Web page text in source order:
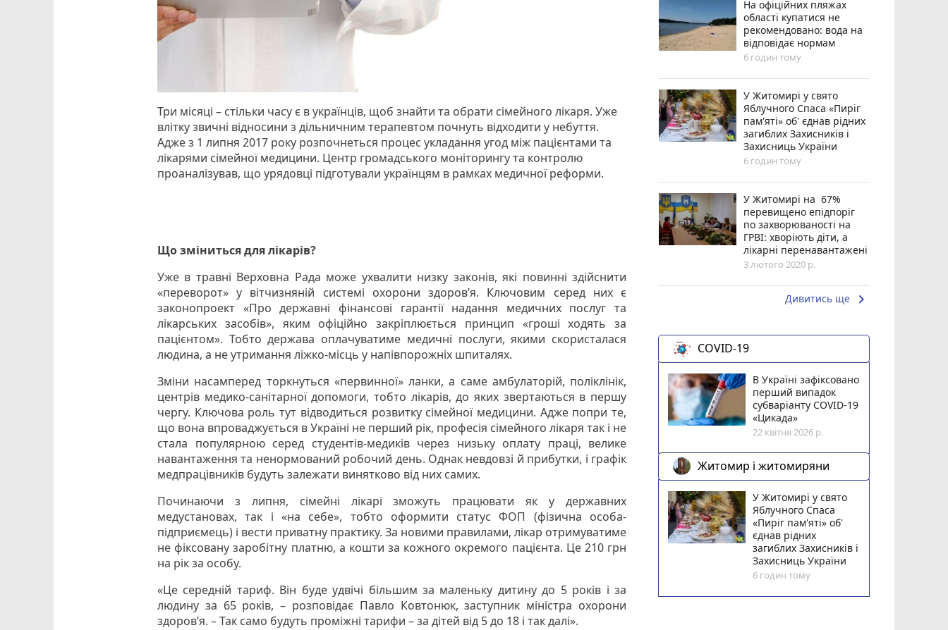
Три місяці – стільки часу є в українців, щоб знайти та обрати сімейного лікаря. Уже
влітку звичні відносини з дільничним терапевтом почнуть відходити у небуття.
Адже з 1 липня 2017 року розпочнеться процес укладання угод між пацієнтами та
лікарями сімейної медицини. Центр громадського моніторингу та контролю
проаналізував, що урядовці підготували українцям в рамках медичної реформи.
Що зміниться для лікарів?
Уже в травні Верховна Рада може ухвалити низку законів, які повинні здійснити
«переворот» у вітчизняній системі охорони здоров’я. Ключовим серед них є
законопроект «Про державні фінансові гарантії надання медичних послуг та
лікарських засобів», яким офіційно закріплюється принцип «гроші ходять за
пацієнтом». Тобто держава оплачуватиме медичні послуги, якими скористалася
людина, а не утримання ліжко-місць у напівпорожніх шпиталях.
Зміни насамперед торкнуться «первинної» ланки, а саме амбулаторій, поліклінік,
центрів медико-санітарної допомоги, тобто лікарів, до яких звертаються в першу
чергу. Ключова роль тут відводиться розвитку сімейної медицини. Адже попри те,
що вона впроваджується в Україні не перший рік, професія сімейного лікаря так і не
стала популярною серед студентів-медиків через низьку оплату праці, велике
навантаження та ненормований робочий день. Однак невдовзі й прибутки, і графік
медпрацівників будуть залежати винятково від них самих.
Починаючи з липня, сімейні лікарі зможуть працювати як у державних
медустановах, так і «на себе», тобто оформити статус ФОП (фізична особа-
підприємець) і вести приватну практику. За новими правилами, лікар отримуватиме
не фіксовану заробітну платню, а кошти за кожного окремого пацієнта. Це 210 грн
на рік за особу.
«Це середній тариф. Він буде удвічі більшим за маленьку дитину до 5 років і за
людину за 65 років, – розповідає Павло Ковтонюк, заступник міністра охорони
здоров’я. – Так само будуть проміжні тарифи – за дітей від 5 до 18 і так далі».
На офіційних пляжах
області купатися не
рекомендовано: вода на
відповідає нормам
6 годин тому
У Житомирі у свято
Яблучного Спаса «Пиріг
пам'яті» об' єднав рідних
загиблих Захисників і
Захисниць України
6 годин тому
У Житомирі на 67%
перевищено епідпоріг
по захворюваності на
ГРВІ: хворіють діти, а
лікарні перенавантажені
3 лютого 2020 р.
Дивитись ще keyboard_arrow_right
COVID-19
В Україні зафіксовано
перший випадок
субваріанту COVID-19
«Цикада»
22 квітня 2026 р.
Житомир і житомиряни
У Житомирі у свято
Яблучного Спаса
«Пиріг пам'яті» об'
єднав рідних
загиблих Захисників і
Захисниць України
6 годин тому